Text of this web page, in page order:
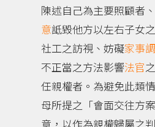
陳述自己為主要照顧者
意詆毀他方以左右子女
社工之訪視、妨礙家事
不正當之方法影響法官
任親權者。為避免此類
母所提之「會面交往方
意，以作為親權歸屬之